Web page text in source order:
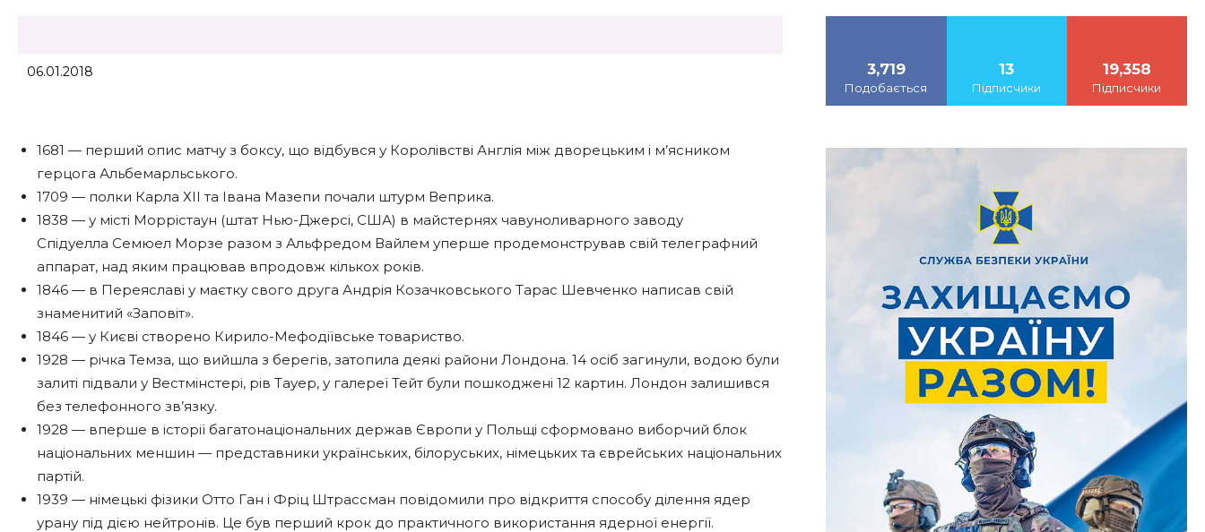
06.01.2018
1681 — перший опис матчу з боксу, що відбувся у Королівстві Англія між дворецьким і м’ясником
герцога Альбемарльського.
1709 — полки Карла ХІІ та Івана Мазепи почали штурм Веприка.
1838 — у місті Моррістаун (штат Нью-Джерсі, США) в майстернях чавуноливарного заводу
Спідуелла Семюел Морзе разом з Альфредом Вайлем уперше продемонстрував свій телеграфний
аппарат, над яким працював впродовж кількох років.
1846 — в Переяславі у маєтку свого друга Андрія Козачковського Тарас Шевченко написав свій
знаменитий «Заповіт».
1846 — у Києві створено Кирило-Мефодіївське товариство.
1928 — річка Темза, що вийшла з берегів, затопила деякі райони Лондона. 14 осіб загинули, водою були
залиті підвали у Вестмінстері, рів Тауер, у галереї Тейт були пошкоджені 12 картин. Лондон залишився
без телефонного зв’язку.
1928 — вперше в історії багатонаціональних держав Європи у Польщі сформовано виборчий блок
національних меншин — представники українських, білоруських, німецьких та єврейських національних
партій.
1939 — німецькі фізики Отто Ган і Фріц Штрассман повідомили про відкриття способу ділення ядер
урану під дією нейтронів. Це був перший крок до практичного використання ядерної енергії.
3,719
Подобається
13
Підписчики
19,358
Підписчики